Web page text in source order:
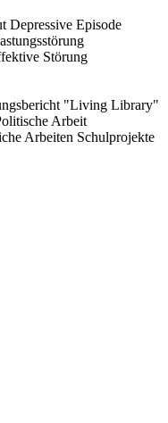
Depressive Episode
Störung
"Living Library"
Arbeit
Arbeiten Schulprojekte